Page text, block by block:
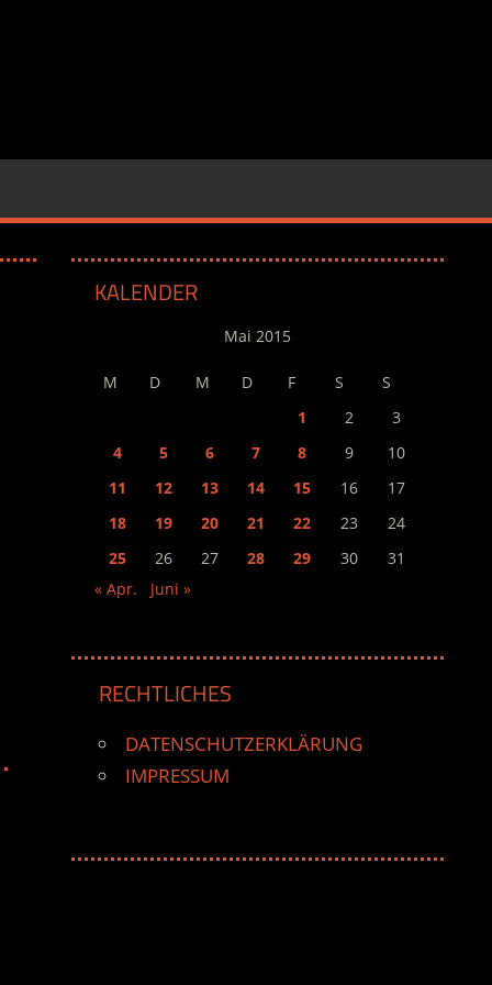
KALENDER
Mai 2015
M D M D F S
S
1
2
3
4
5 6 7 8 9
10
11
12 13 14 15 16
17
18
19 20 21 22 23
24
25
26 27 28 29 30
31
« Apr.
Juni »
RECHTLICHES
DATENSCHUTZERKLÄRUNG
IMPRESSUM